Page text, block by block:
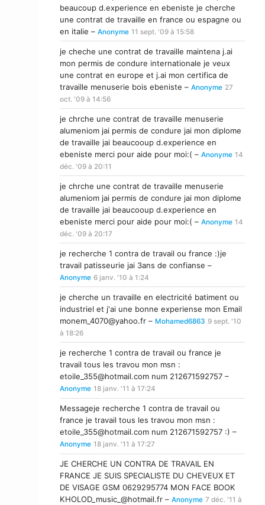
beaucoup d.experience en ebeniste je cherche
une contrat de travaille en france ou espagne ou
en italie – Anonyme 11 sept. '09 à 15:58
je cheche une contrat de travaille maintena j.ai
mon permis de condure internationale je veux
une contrat en europe et j.ai mon certifica de
travaille menuserie bois ebeniste – Anonyme 27
oct. '09 à 14:56
je chrche une contrat de travaille menuserie
alumeniom jai permis de condure jai mon diplome
de travaille jai beaucooup d.experience en
ebeniste merci pour aide pour moi:( – Anonyme 14
déc. '09 à 20:11
je chrche une contrat de travaille menuserie
alumeniom jai permis de condure jai mon diplome
de travaille jai beaucooup d.experience en
ebeniste merci pour aide pour moi:( – Anonyme 14
déc. '09 à 20:17
je recherche 1 contra de travail ou france :)je
travail patisseurie jai 3ans de confianse –
Anonyme 6 janv. '10 à 1:24
je cherche un travaille en electricité batiment ou
industriel et j'ai une bonne experiense mon Email
monem_4070@yahoo.fr– Mohamed6863 9 sept. '10
à 18:26
je recherche 1 contra de travail ou france je
travail tous les travou mon msn :
etoile_355@hotmail.comnum 212671592757 –
Anonyme 18 janv. '11 à 17:24
Messageje recherche 1 contra de travail ou
france je travail tous les travou mon msn :
etoile_355@hotmail.comnum 212671592757 :) –
Anonyme 18 janv. '11 à 17:27
JE CHERCHE UN CONTRA DE TRAVAIL EN
FRANCE JE SUIS SPECIALISTE DU CHEVEUX ET
DE VISAGE GSM 0629295774 MON FACE BOOK
KHOLOD_music_@hotmail.fr– Anonyme 7 déc. '11 à